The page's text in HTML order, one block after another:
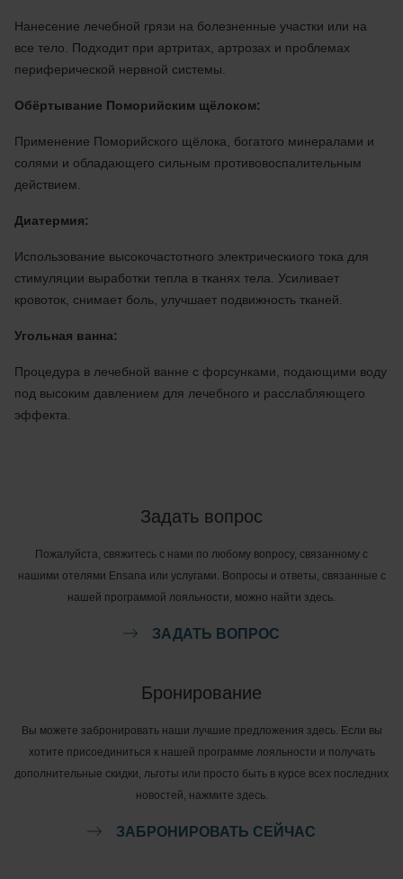
Нанесение лечебной грязи на болезненные участки или на
все тело. Подходит при артритах, артрозах и проблемах
периферической нервной системы.
Обёртывание Поморийским щёлоком:
Применение Поморийского щёлока, богатого минералами и
солями и обладающего сильным противовоспалительным
действием.
Диатермия:
Использование высокочастотного электрическиого тока для
стимуляции выработки тепла в тканях тела. Усиливает
кровоток, снимает боль, улучшает подвижность тканей.
Угольная ванна:
Процедура в лечебной ванне с форсунками, подающими воду
под высоким давлением для лечебного и расслабляющего
эффекта.
Задать вопрос
Пожалуйста, свяжитесь с нами по любому вопросу, связанному с
нашими отелями Ensana или услугами. Вопросы и ответы, связанные с
нашей программой лояльности, можно найти здесь.
ЗАДАТЬ ВОПРОС
Бронирование
Вы можете забронировать наши лучшие предложения здесь. Если вы
хотите присоединиться к нашей программе лояльности и получать
дополнительные скидки, льготы или просто быть в курсе всех последних
новостей, нажмите здесь.
ЗАБРОНИРОВАТЬ СЕЙЧАС